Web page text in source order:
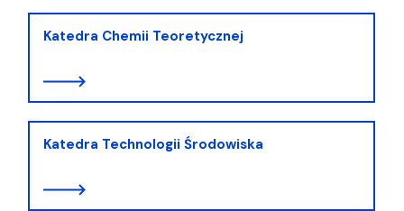
Katedra Chemii Teoretycznej
Katedra Technologii Środowiska